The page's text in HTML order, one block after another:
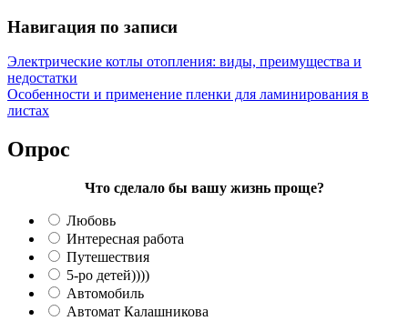
Навигация по записи
Электрические котлы отопления: виды, преимущества и
недостатки
Особенности и применение пленки для ламинирования в
листах
Опрос
Что сделало бы вашу жизнь проще?
Любовь
Интересная работа
Путешествия
5-ро детей))))
Автомобиль
Автомат Калашникова